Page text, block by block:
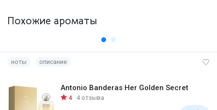
Похожие ароматы
ноты описание
Antonio Banderas Her Golden Secret
4 4 отзыва